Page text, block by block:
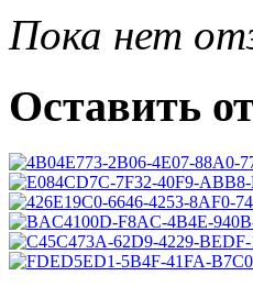
Пока нет
Оставить